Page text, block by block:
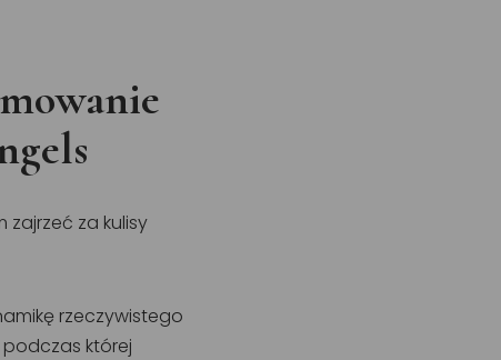
zajrzeć za kulisy
rzeczywistego
podczas której